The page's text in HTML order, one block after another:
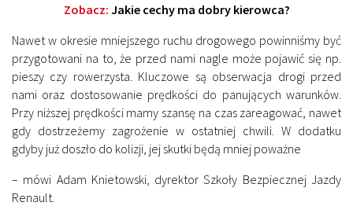
Zobacz: Jakie cechy ma dobry kierowca?
Nawet w okresie mniejszego ruchu drogowego powinniśmy być
przygotowani na to, że przed nami nagle może pojawić się np.
pieszy czy rowerzysta. Kluczowe są obserwacja drogi przed
nami oraz dostosowanie prędkości do panujących warunków.
Przy niższej prędkości mamy szansę na czas zareagować, nawet
gdy dostrzeżemy zagrożenie w ostatniej chwili. W dodatku
gdyby już doszło do kolizji, jej skutki będą mniej poważne
– mówi Adam Knietowski, dyrektor Szkoły Bezpiecznej Jazdy
Renault.